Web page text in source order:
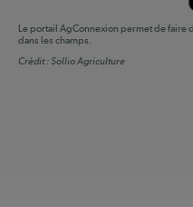
Le portail AgConnexion permet de
dans les champs.
Crédit :Sollio Agriculture